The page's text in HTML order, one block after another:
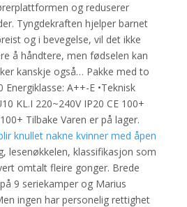
og reduserer
Tyngdekraften hjelper barnet
og i bevegelse, vil det ikke
å håndtere, men fødselen kan
kanskje også… Pakke med to
A++-E •Teknisk
KL.I 220~240V IP20 CE 100+
Tilbake Varen er på lager.
knullet nakne kvinner med åpen
lesenøkkelen, klassifikasjon som
omtalt fleire gonger. Brede
9 seriekamper og Marius
ingen har personelig rettighet